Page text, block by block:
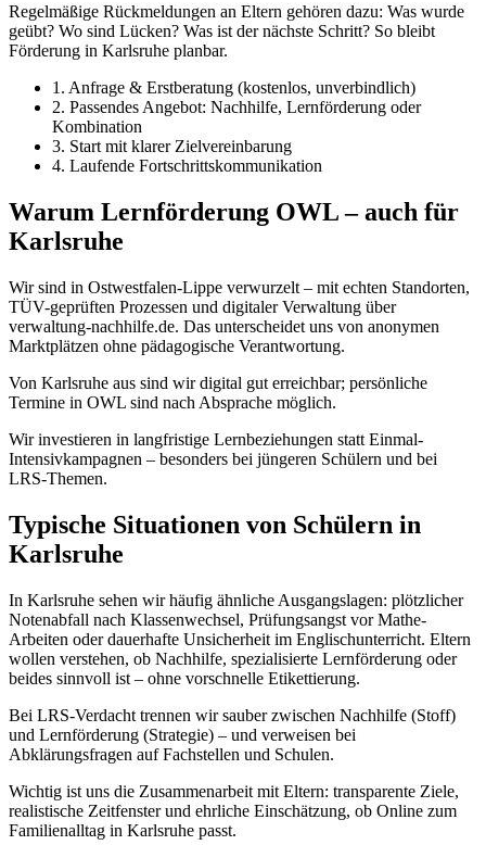
Regelmäßige Rückmeldungen an Eltern gehören dazu: Was wurde
geübt? Wo sind Lücken? Was ist der nächste Schritt? So bleibt
Förderung in Karlsruhe planbar.
1. Anfrage & Erstberatung (kostenlos, unverbindlich)
2. Passendes Angebot: Nachhilfe, Lernförderung oder
Kombination
3. Start mit klarer Zielvereinbarung
4. Laufende Fortschrittskommunikation
Warum Lernförderung OWL – auch für
Karlsruhe
Wir sind in Ostwestfalen-Lippe verwurzelt – mit echten Standorten,
TÜV-geprüften Prozessen und digitaler Verwaltung über
verwaltung-nachhilfe.de. Das unterscheidet uns von anonymen
Marktplätzen ohne pädagogische Verantwortung.
Von Karlsruhe aus sind wir digital gut erreichbar; persönliche
Termine in OWL sind nach Absprache möglich.
Wir investieren in langfristige Lernbeziehungen statt Einmal-
Intensivkampagnen – besonders bei jüngeren Schülern und bei
LRS-Themen.
Typische Situationen von Schülern in
Karlsruhe
In Karlsruhe sehen wir häufig ähnliche Ausgangslagen: plötzlicher
Notenabfall nach Klassenwechsel, Prüfungsangst vor Mathe-
Arbeiten oder dauerhafte Unsicherheit im Englischunterricht. Eltern
wollen verstehen, ob Nachhilfe, spezialisierte Lernförderung oder
beides sinnvoll ist – ohne vorschnelle Etikettierung.
Bei LRS-Verdacht trennen wir sauber zwischen Nachhilfe (Stoff)
und Lernförderung (Strategie) – und verweisen bei
Abklärungsfragen auf Fachstellen und Schulen.
Wichtig ist uns die Zusammenarbeit mit Eltern: transparente Ziele,
realistische Zeitfenster und ehrliche Einschätzung, ob Online zum
Familienalltag in Karlsruhe passt.